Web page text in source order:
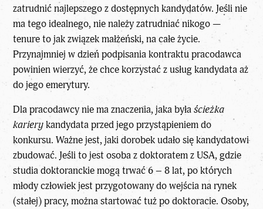
zatrudnić najlepszego z dostępnych kandydatów. Jeśli nie
ma tego idealnego, nie należy zatrudniać nikogo —
tenure to jak związek małżeński, na całe życie.
Przynajmniej w dzień podpisania kontraktu pracodawca
powinien wierzyć, że chce korzystać z usług kandydata aż
do jego emerytury.
Dla pracodawcy nie ma znaczenia, jaka byłaścieżka
karierykandydata przed jego przystąpieniem do
konkursu. Ważne jest, jaki dorobek udało się kandydatowi
zbudować. Jeśli to jest osoba z doktoratem z USA, gdzie
studia doktoranckie mogą trwać 6 – 8 lat, po których
młody człowiek jest przygotowany do wejścia na rynek
(stałej) pracy, można startować tuż po doktoracie. Osoby,